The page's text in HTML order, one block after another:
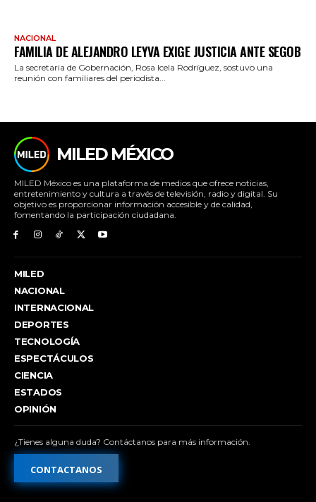
NACIONAL
FAMILIA DE ALEJANDRO LEYVA EXIGE JUSTICIA ANTE SEGOB
La secretaria de Gobernación, Rosa Icela Rodríguez, sostuvo una
reunión con familiares del periodista...
MILED MÉXICO
MILED México es una plataforma de medios que ofrece noticias,
entretenimiento y cultura a través de televisión, radio y digital. Su
objetivo es proporcionar información accesible y de calidad,
fomentando la participación ciudadana.
MILED
NACIONAL
INTERNACIONAL
DEPORTES
TECNOLOGÍA
ESPECTÁCULOS
CIENCIA
ESTADOS
OPINIÓN
¿Tienes alguna duda? Contáctanos para más información.
CONTACTANOS